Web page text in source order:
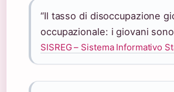
“Il tasso di disoccupazione
occupazionale: i giovani
SISREG – Sistema Informativo